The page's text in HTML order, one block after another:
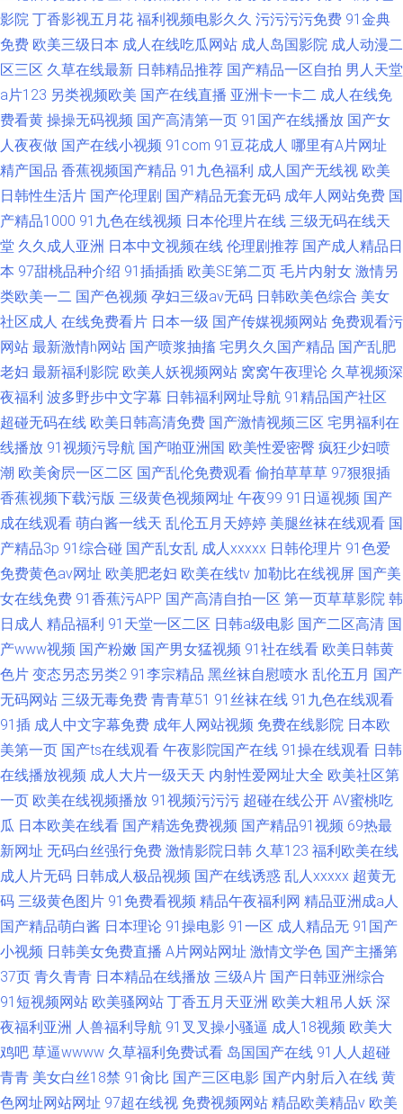
影院 丁香影视五月花 福利视频电影久久 污污污污免费 91金典
免费 欧美三级日本 成人在线吃瓜网站 成人岛国影院 成人动漫二
区三区 久草在线最新 日韩精品推荐 国产精品一区自拍 男人天堂
a片123 另类视频欧美 国产在线直播 亚洲卡一卡二 成人在线免
费看黄 操操无码视频 国产高清第一页 91国产在线播放 国产女
人夜夜做 国产在线小视频 91com 91豆花成人 哪里有A片网址
精产国品 香蕉视频国产精品 91九色福利 成人国产无线视 欧美
日韩性生活片 国产伦理剧 国产精品无套无码 成年人网站免费 国
产精品1000 91九色在线视频 日本伦理片在线 三级无码在线天
堂 久久成人亚洲 日本中文视频在线 伦理剧推荐 国产成人精品日
本 97甜桃品种介绍 91插插插 欧美SE第二页 毛片内射女 激情另
类欧美一二 国产色视频 孕妇三级av无码 日韩欧美色综合 美女
社区成人 在线免费看片 日本一级 国产传媒视频网站 免费观看污
网站 最新激情h网站 国产喷浆抽搐 宅男久久国产精品 国产乱肥
老妇 最新福利影院 欧美人妖视频网站 窝窝午夜理论 久草视频深
夜福利 波多野步中文字幕 日韩福利网址导航 91精品国产社区
超碰无码在线 欧美日韩高清免费 国产激情视频三区 宅男福利在
线播放 91视频污导航 国产啪亚洲国 欧美性爱密臀 疯狂少妇喷
潮 欧美肏屄一区二区 国产乱伦免费观看 偷拍草草草 97狠狠插
香蕉视频下载污版 三级黄色视频网址 午夜99 91日逼视频 国产
成在线观看 萌白酱一线天 乱伦五月天婷婷 美腿丝袜在线观看 国
产精品3p 91综合碰 国产乱女乱 成人xxxxx 日韩伦理片 91色爱
免费黄色av网址 欧美肥老妇 欧美在线tv 加勒比在线视屏 国产美
女在线免费 91香蕉污APP 国产高清自拍一区 第一页草草影院 韩
日成人 精品福利 91天堂一区二区 日韩a级电影 国产二区高清 国
产www视频 国产粉嫩 国产男女猛视频 91社在线看 欧美日韩黄
色片 变态另态另类2 91李宗精品 黑丝袜自慰喷水 乱伦五月 国产
无码网站 三级无毒免费 青青草51 91丝袜在线 91九色在线观看
91插 成人中文字幕免费 成年人网站视频 免费在线影院 日本欧
美第一页 国产ts在线观看 午夜影院国产在线 91操在线观看 日韩
在线播放视频 成人大片一级天天 内射性爱网址大全 欧美社区第
一页 欧美在线视频播放 91视频污污污 超碰在线公开 AV蜜桃吃
瓜 日本欧美在线看 国产精选免费视频 国产精品91视频 69热最
新网址 无码白丝强行免费 激情影院日韩 久草123 福利欧美在线
成人片无码 日韩成人极品视频 国产在线诱惑 乱人xxxxx 超黄无
码 三级黄色图片 91免费看视频 精品午夜福利网 精品亚洲成a人
国产精品萌白酱 日本理论 91操电影 91一区 成人精品无 91国产
小视频 日韩美女免费直播 A片网站网址 激情文学色 国产主播第
37页 青久青青 日本精品在线播放 三级A片 国产日韩亚洲综合
91短视频网站 欧美骚网站 丁香五月天亚洲 欧美大粗吊人妖 深
夜福利亚洲 人兽福利导航 91叉叉操小骚逼 成人18视频 欧美大
鸡吧 草逼wwww 久草福利免费试看 岛国国产在线 91人人超碰
青青 美女白丝18禁 91肏比 国产三区电影 国产内射后入在线 黄
色网址网站网址 97超在线视 免费视频网站 精品欧美精品v 欧美